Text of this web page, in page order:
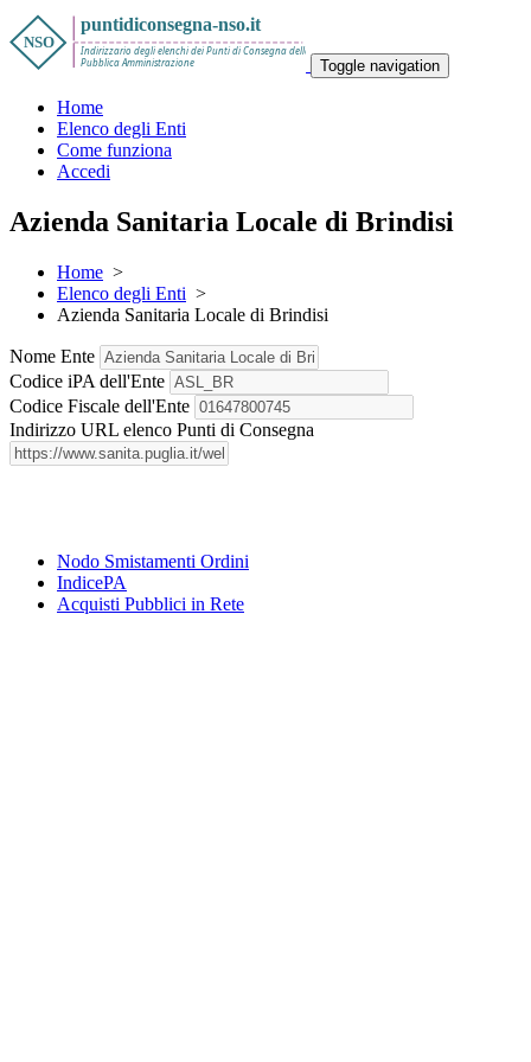
Toggle navigation
Home
Elenco degli Enti
Come funziona
Accedi
Azienda Sanitaria Locale di Brindisi
Home >
Elenco degli Enti >
Azienda Sanitaria Locale di Brindisi
Nome Ente
Codice iPA dell'Ente
Codice Fiscale dell'Ente
Indirizzo URL elenco Punti di Consegna
Nodo Smistamenti Ordini
IndicePA
Acquisti Pubblici in Rete